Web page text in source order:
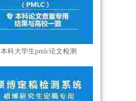
本科大学生pmlc论文检测